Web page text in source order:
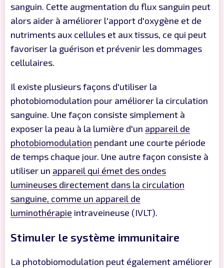
sanguin. Cette augmentation du flux sanguin peut
alors aider à améliorer l'apport d'oxygène et de
nutriments aux cellules et aux tissus, ce qui peut
favoriser la guérison et prévenir les dommages
cellulaires.
Il existe plusieurs façons d'utiliser la
photobiomodulation pour améliorer la circulation
sanguine. Une façon consiste simplement à
exposer la peau à la lumière d'un appareil de
photobiomodulation pendant une courte période
de temps chaque jour. Une autre façon consiste à
utiliser un appareil qui émet des ondes
lumineuses directement dans la circulation
sanguine, comme un appareil de
luminothérapie intraveineuse (IVLT).
Stimuler le système immunitaire
La photobiomodulation peut également améliorer